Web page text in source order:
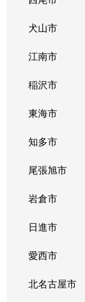
犬山市
江南市
稲沢市
東海市
知多市
尾張旭市
岩倉市
日進市
愛西市
北名古屋市